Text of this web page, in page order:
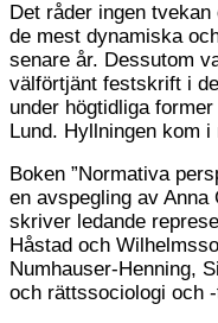
Det råder ingen
de mest dynamiska
senare år. Dessutom
välförtjänt festskrift i
under högtidliga
Lund. Hyllningen kom
Boken ”Normativa
en avspegling av
skriver ledande
Håstad och
Numhauser-Henning,
och rättssociologi och